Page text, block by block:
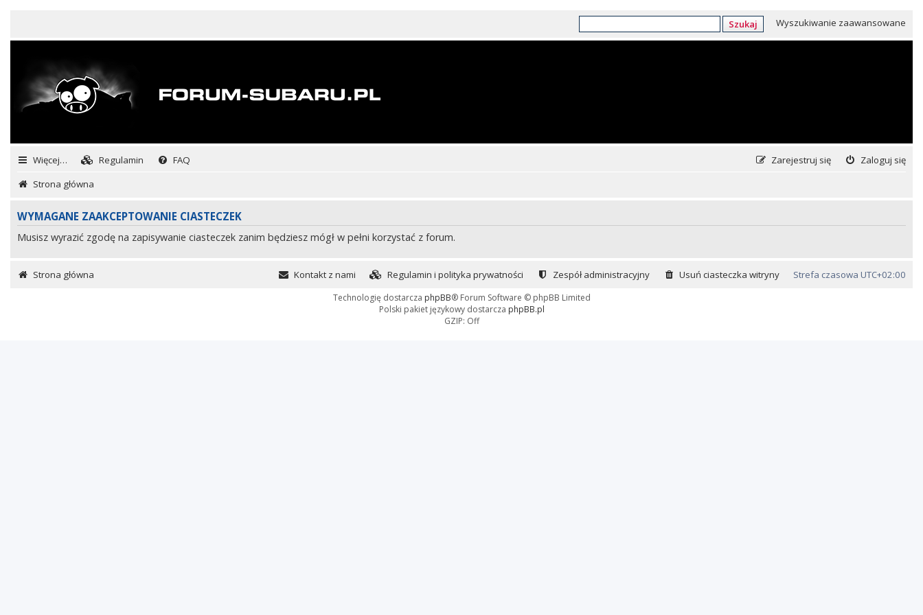
Szukaj Wyszukiwanie zaawansowane
Więcej… Regulamin FAQ Zaloguj się
Zarejestruj się
Strona główna
WYMAGANE ZAAKCEPTOWANIE CIASTECZEK
Musisz wyrazić zgodę na zapisywanie ciasteczek zanim będziesz mógł w pełni korzystać z forum.
Strona główna Strefa czasowa UTC+02:00
Usuń ciasteczka witryny
Zespół administracyjny
Regulamin i polityka prywatności
Kontakt z nami
Technologię dostarcza phpBB® Forum Software © phpBB Limited
Polski pakiet językowy dostarcza phpBB.pl
GZIP: Off